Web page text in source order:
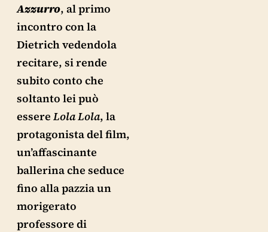
Azzurro, al primo
incontro con la
Dietrich vedendola
recitare, si rende
subito conto che
soltanto lei può
essere Lola Lola, la
protagonista del film,
un’affascinante
ballerina che seduce
fino alla pazzia un
morigerato
professore di